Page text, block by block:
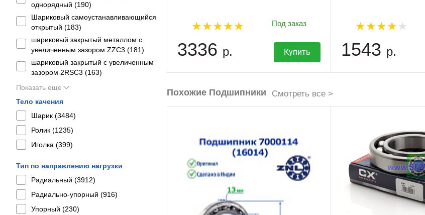
однорядный (190)
Шариковый самоустанавливающийся
открытый (183)
шариковый закрытый металлом с
увеличенным зазором ZZC3 (181)
шариковый закрытый с увеличенным
зазором 2RSС3 (163)
Показать еще
Тело качения
Шарик (3484)
Ролик (1235)
Иголка (399)
Тип по направлению нагрузки
Радиальный (3912)
Радиально-упорный (916)
Упорный (230)
Под заказ
3336 р. Купить 1543 р.
Похожие Подшипники Смотреть все >